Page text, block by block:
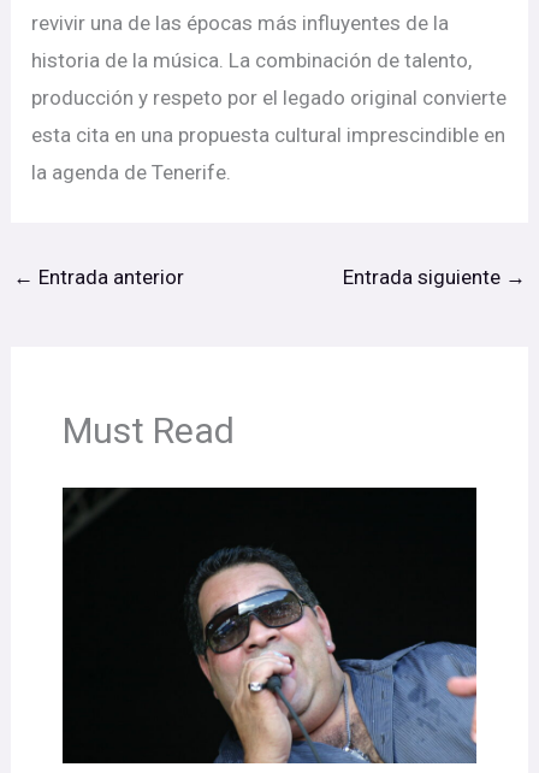
revivir una de las épocas más influyentes de la
historia de la música. La combinación de talento,
producción y respeto por el legado original convierte
esta cita en una propuesta cultural imprescindible en
la agenda de Tenerife.
← Entrada anterior Entrada siguiente →
Must Read